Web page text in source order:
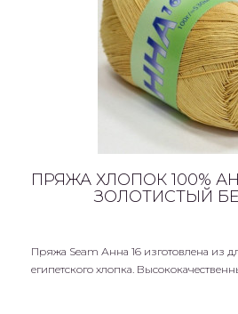
ПРЯЖА ХЛОПОК 100%
ЗОЛОТИСТЫЙ
Пряжа Seam Анна 16 изготовлена из
египетского хлопка.